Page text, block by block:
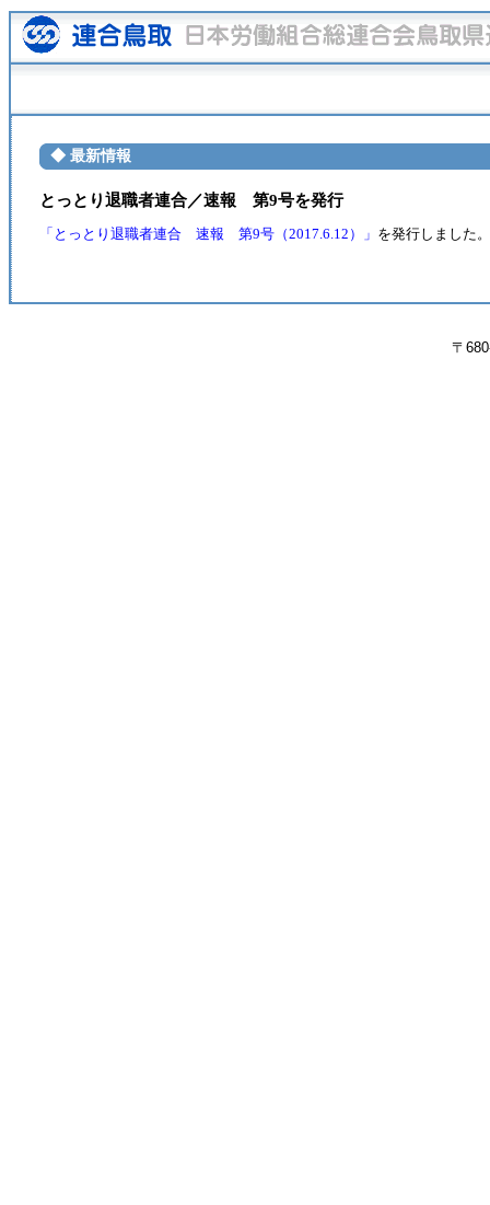
◆ 最新情報
とっとり退職者連合／速報 第9号を発行
「とっとり退職者連合 速報 第9号（2017.6.12）」 を発行しました。
〒